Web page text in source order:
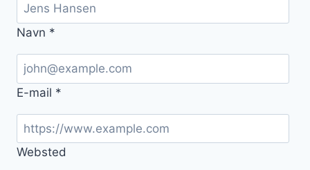
Navn *
E-mail *
Websted